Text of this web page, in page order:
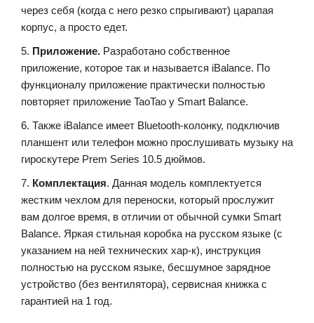
через себя (когда с него резко спрыгивают) царапая
корпус, а просто едет.
5. Приложение. Разработано собственное
приложение, которое так и называется iBalance. По
функционалу приложение практически полностью
повторяет приложение TaoTao у Smart Balance.
6. Также iBalance имеет Bluetooth-колонку, подключив
планшент или телефон можно прослушивать музыку на
гироскутере Prem Series 10.5 дюймов.
7. Комплектация. Данная модель комплектуется
жестким чехлом для переноски, который прослужит
вам долгое время, в отличии от обычной сумки Smart
Balance. Яркая стильная коробка на русском языке (с
указанием на ней технических хар-к), инструкция
полностью на русском языке, бесшумное зарядное
устройство (без вентилятора), сервисная книжка с
гарантией на 1 год.